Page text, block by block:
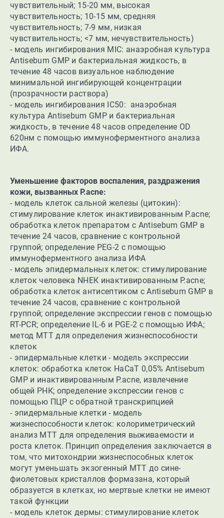
чувствительный; 15-20 мм, высокая
чувствительность; 10-15 мм, средняя
чувствительность; 7-9 мм, низкая
чувствительность; <7 мм, нечувствительность)
- модель ингибирования MIC: анаэробная культура
Antisebum GMP и бактериальная жидкость, в
течение 48 часов визуальное наблюдение
минимальной ингибирующей концентрации
(прозрачности раствора)
- модель ингибирования IC50: анаэробная
культура Antisebum GMP и бактериальная
жидкость, в течение 48 часов определение OD
620нм с помощью иммуноферментного анализа
ИФА.
Уменьшение факторов воспаления, раздражения
кожи, вызванных P.acne:
- модель клеток сальной железы (цитокин):
стимулирование клеток инактивированным P.acne;
обработка клеток препаратом с Antisebum GMP в
течение 24 часов, сравнение с контрольной
группой; определение PEG-2 с помощью
иммуноферментного анализа ИФА
- модель эпидермальных клеток: cтимулирование
клеток человека NHЕК инактивированным P.acne;
обработка клеток антисептиком с Antisebum GMP в
течение 24 часов, сравнение с контрольной
группой; определение экспрессии генов с помощью
RT-PCR; определение IL-6 и PGE-2 с помощью ИФА;
метод МТТ для определения жизнеспособности
клеток
- эпидермальные клетки - модель экспрессии
клеток: обработка клеток HaCaT 0,05% Antisebum
GMP и инактивированным P.acne, извлечение
общей РНК; определение экспрессии генов с
помощью ПЦР с обратной транскрипцией
- эпидермальные клетки - модель
жизнеспособности клеток: колориметрический
анализ МТТ для определения выживаемости и
роста клеток. Принцип определения заключается в
том, что митохондрии жизнеспособных клеток
могут уменьшать экзогенный МТТ до сине-
фиолетовых кристаллов формазана, который
образуется в клетках, но мертвые клетки не имеют
такой функции
- модель клеток дермы: стимулирование клеток